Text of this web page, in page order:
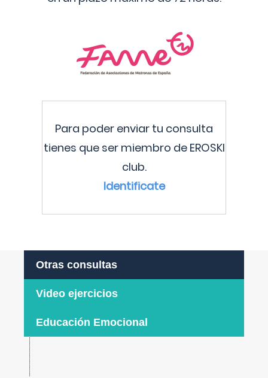
Para poder enviar tu consulta
tienes que ser miembro de EROSKI
club.
Identificate
Otras consultas
Video ejercicios
Educación Emocional